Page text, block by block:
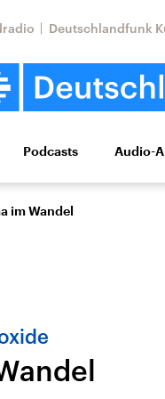
Deutschlandfunk
Wissen Kultur
Nahostkonflikt
Podcasts Audio-
im Wandel